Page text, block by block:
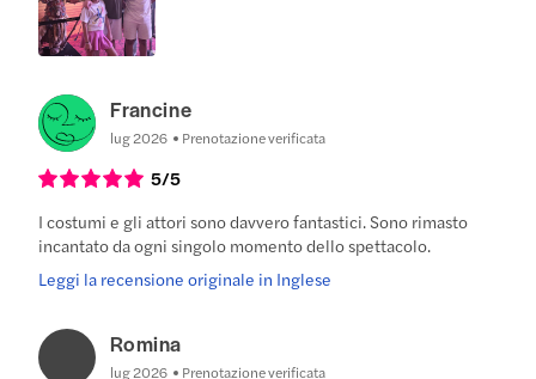
Francine
lug 2026 Prenotazione verificata
5/5
I costumi e gli attori sono davvero fantastici. Sono rimasto
incantato da ogni singolo momento dello spettacolo.
Leggi la recensione originale in Inglese
Romina
lug 2026 Prenotazione verificata